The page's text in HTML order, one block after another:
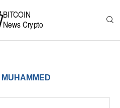
MUHAMMED